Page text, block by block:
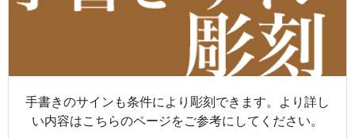
手書きのサインも条件により彫刻できます。より詳し
い内容はこちらのページをご参考にしてください。